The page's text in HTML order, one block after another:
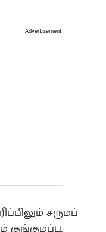
Advertisement
சருமப்